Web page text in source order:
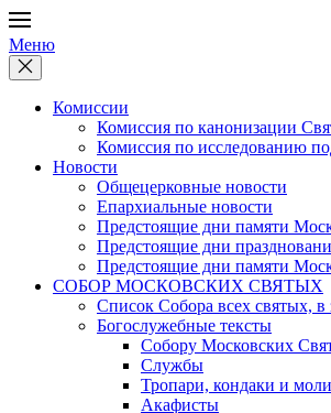
Меню
Комиссии
Комиссия по канонизации
Комиссия по исследованию
Новости
Общецерковные новости
Епархиальные новости
Предстоящие дни памяти
Предстоящие дни
Предстоящие дни памяти
СОБОР МОСКОВСКИХ СВЯТЫХ
Список Собора всех святых,
Богослужебные тексты
Собору Московских
Службы
Тропари, кондаки и
Акафисты